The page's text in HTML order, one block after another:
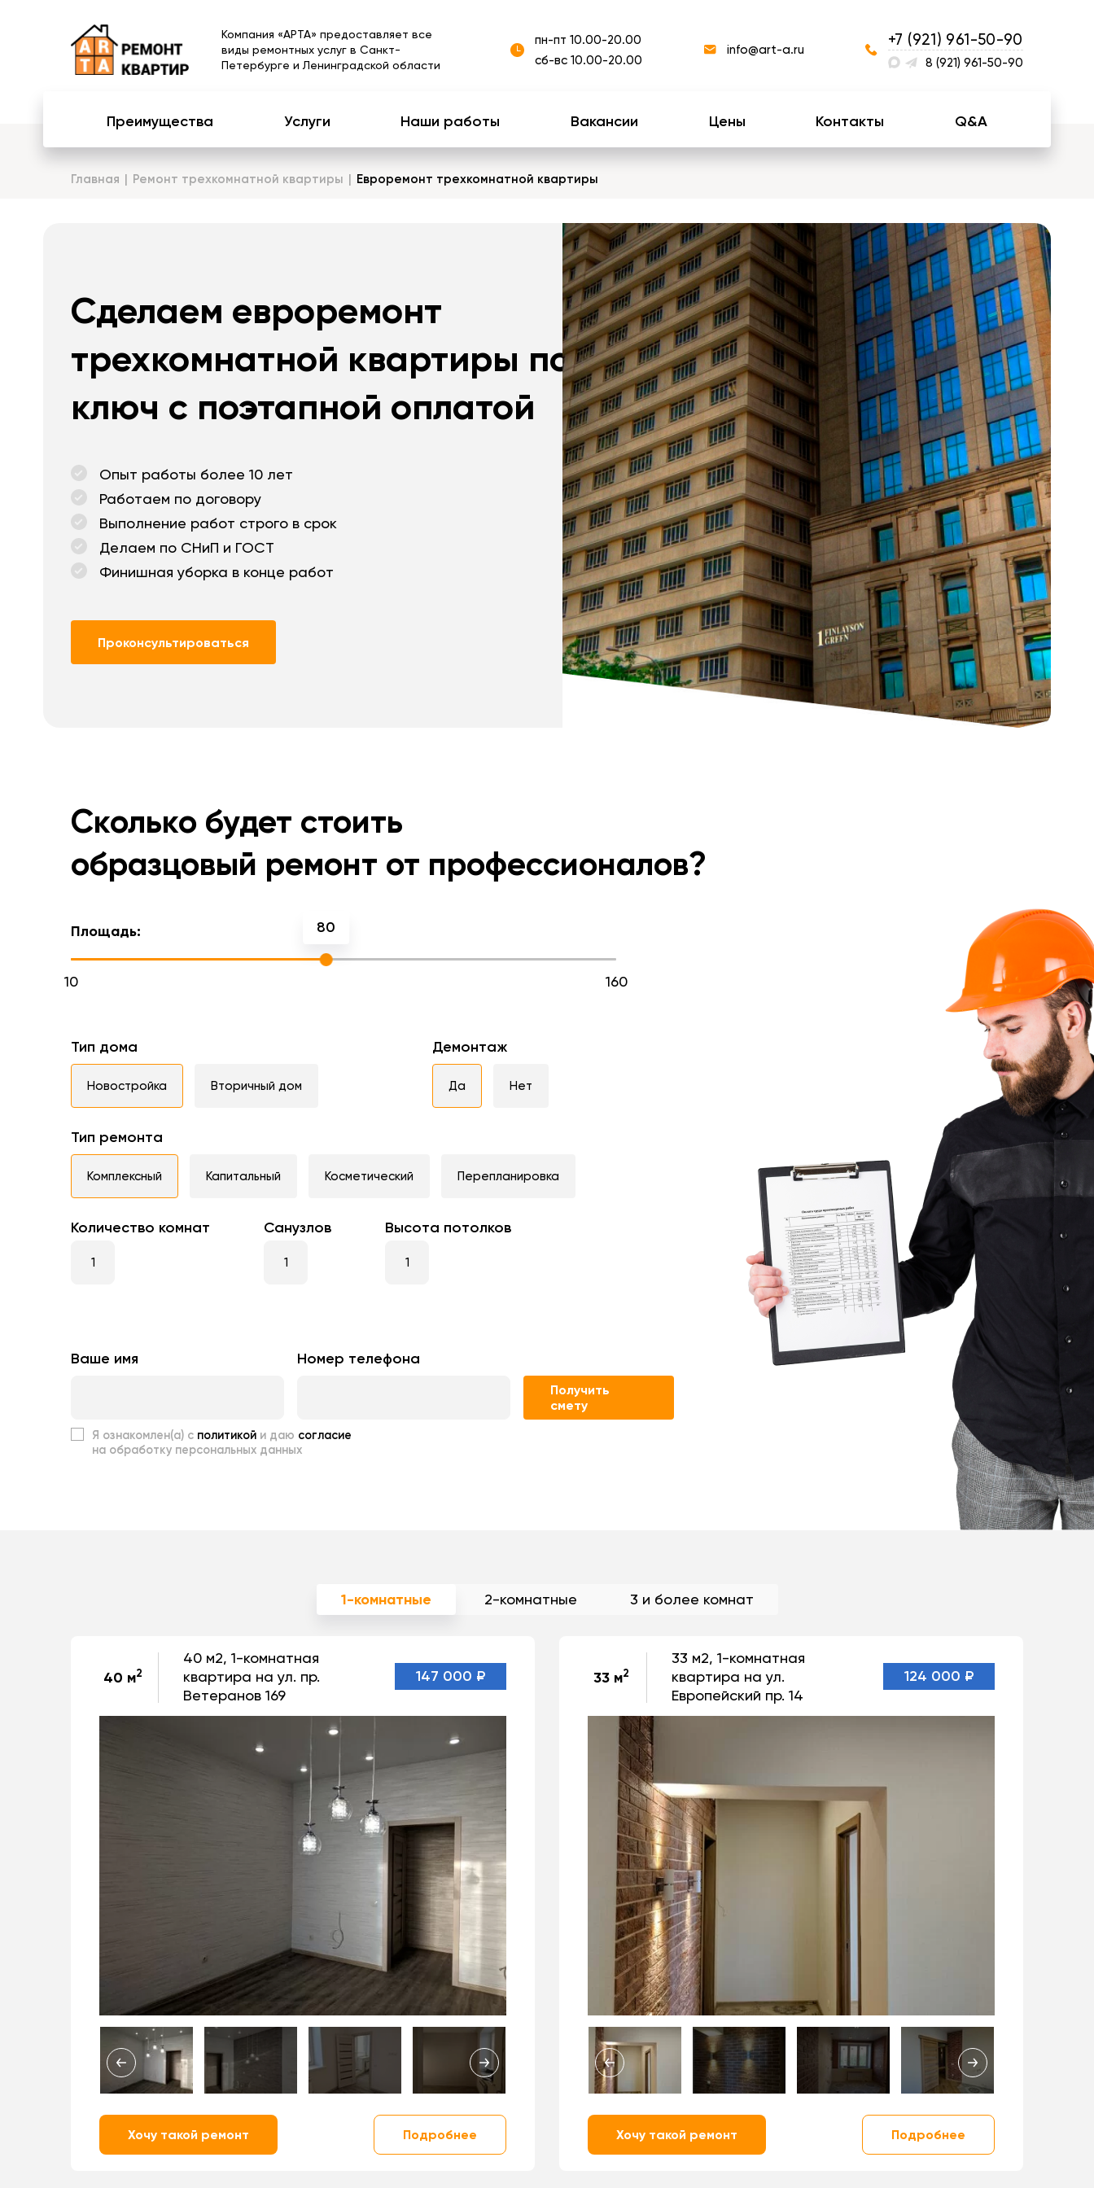
Компания «АРТА» предоставляет все
виды ремонтных услуг в Санкт-
Петербурге и Ленинградской области
пн-пт 10.00-20.00
сб-вс 10.00-20.00
info@art-a.ru
+7 (921) 961-50-90
8 (921) 961-50-90
Преимущества Услуги Наши работы Вакансии Цены Контакты Q&A
Главная Ремонт трехкомнатной квартиры Евроремонт трехкомнатной квартиры
Сделаем евроремонт
трехкомнатной квартиры под
ключ с поэтапной оплатой
Опыт работы более 10 лет
Работаем по договору
Выполнение работ строго в срок
Делаем по СНиП и ГОСТ
Финишная уборка в конце работ
Проконсультироваться
Сколько будет стоить
образцовый ремонт от профессионалов?
Площадь: 80
10 160
Тип дома
Новостройка Вторичный дом
Демонтаж
Да Нет
Тип ремонта
Комплексный Капитальный Косметический Перепланировка
Количество комнат Санузлов Высота потолков
Ваше имя Номер телефона
Получить
смету
Я ознакомлен(а) с политикой и даю согласие
на обработку персональных данных
1-комнатные 2-комнатные 3 и более комнат
40 м2
40 м2, 1-комнатная
квартира на ул. пр.
Ветеранов 169
147 000 ₽
Хочу такой ремонт Подробнее
33 м2
33 м2, 1-комнатная
квартира на ул.
Европейский пр. 14
124 000 ₽
Хочу такой ремонт Подробнее